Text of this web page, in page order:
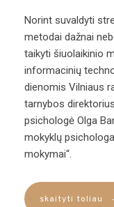
Norint suvaldyti
metodai dažnai
taikyti šiuolaikinio
informacinių
dienomis Vilniaus
tarnybos
psichologė Olga
mokyklų
mokymai“.
skaityti toliau